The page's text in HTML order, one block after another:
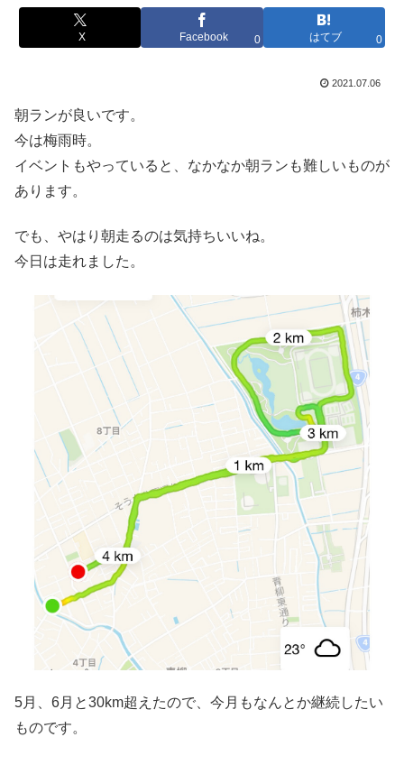
X Facebook 0 はてブ 0
2021.07.06
朝ランが良いです。
今は梅雨時。
イベントもやっていると、なかなか朝ランも難しいものが
あります。
でも、やはり朝走るのは気持ちいいね。
今日は走れました。
5月、6月と30km超えたので、今月もなんとか継続したい
ものです。